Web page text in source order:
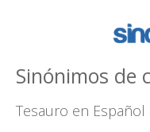
Sinónimos de
Tesauro en